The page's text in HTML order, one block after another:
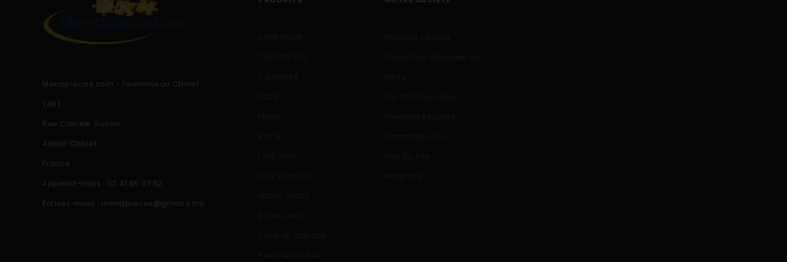
Menapieces.com - Foulonneau Cholet
(49)
Rue Camille Guérin
49300 Cholet
France
Appelez-nous : 02 41 65 37 52
Écrivez-nous : menapieces@gmail.com